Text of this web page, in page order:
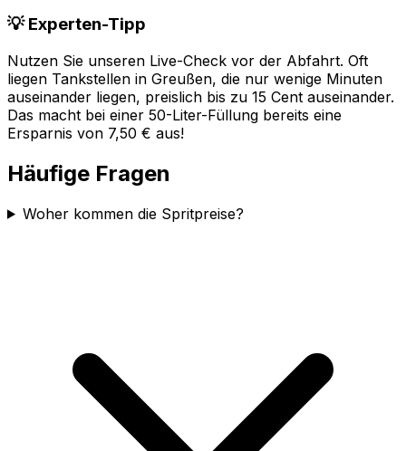
💡 Experten-Tipp
Nutzen Sie unseren Live-Check vor der Abfahrt. Oft
liegen Tankstellen in Greußen, die nur wenige Minuten
auseinander liegen, preislich bis zu 15 Cent auseinander.
Das macht bei einer 50-Liter-Füllung bereits eine
Ersparnis von 7,50 € aus!
Häufige Fragen
Woher kommen die Spritpreise?